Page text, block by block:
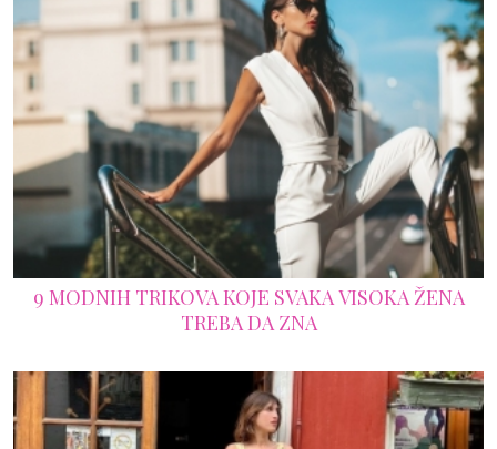
9 MODNIH TRIKOVA KOJE SVAKA VISOKA ŽENA
TREBA DA ZNA